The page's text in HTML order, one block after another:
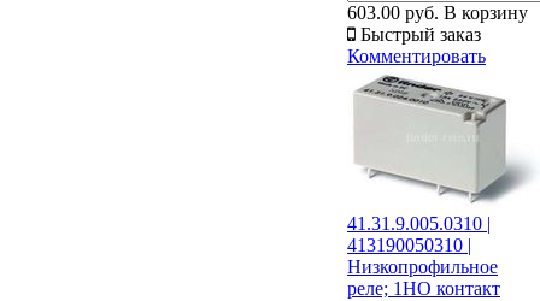
603.00 руб. В корзину
Быстрый заказ
Комментировать
41.31.9.005.0310 |
413190050310 |
Низкопрофильное
реле; 1НО контакт